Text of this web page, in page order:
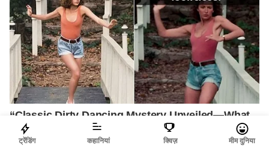
ट्रेंडिंग कहानियां क्विज़ मीम दुनिया